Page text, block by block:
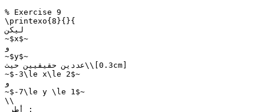
% Exercise 9
\printexo{8}{}{
ليكن
~$x$~
و
~$y$~
عددين حقيقيين حيث\\[0.3cm]
~$-3\le x\le 2$~
و
~$-7\le y \le 1$~
\\